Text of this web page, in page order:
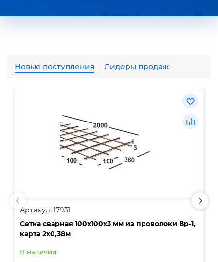
Новые поступления Лидеры продаж
Артикул: 17931
Сетка сварная 100х100х3 мм из проволоки Вр-1,
карта 2х0,38м
В наличии